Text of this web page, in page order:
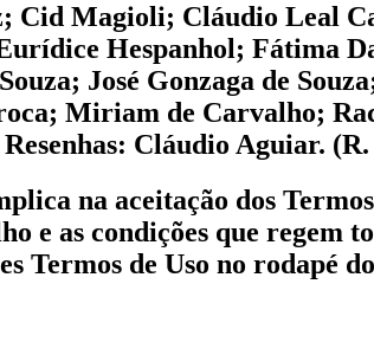
Magioli; Cláudio Leal
Hespanhol; Fátima
José Gonzaga de
Miriam de Carvalho;
Cláudio Aguiar. (R.
na aceitação dos Termos
e as condições que regem
Termos de Uso no rodapé